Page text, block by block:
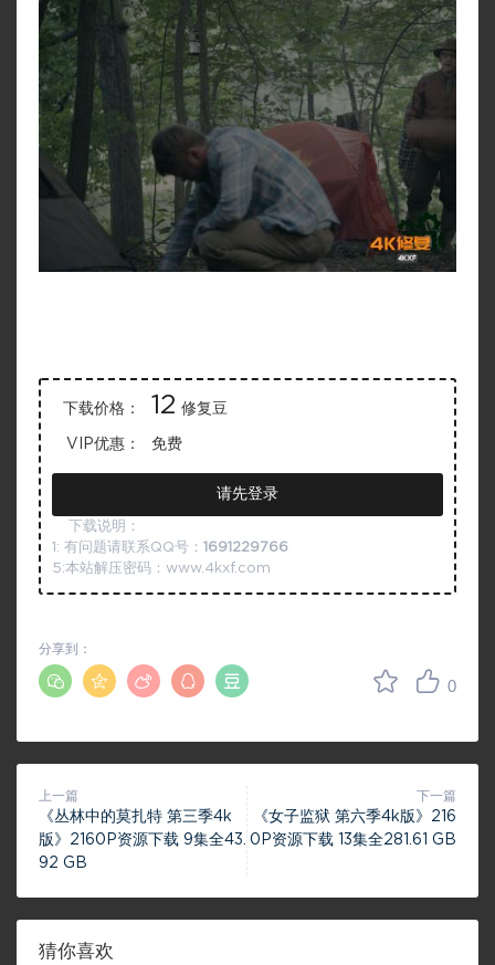
下载价格： 12 修复豆
VIP优惠： 免费
请先登录
下载说明：
1: 有问题请联系QQ号： 1691229766
5:本站解压密码：www.4kxf.com
0
分享到：
上一篇
《丛林中的莫扎特 第三季4k
版》2160P资源下载 9集全43.
92 GB
下一篇
《女子监狱 第六季4k版》216
0P资源下载 13集全281.61 GB
猜你喜欢